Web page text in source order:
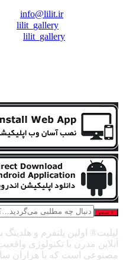
info@lilit.ir
lilit_gallery
lilit_gallery
جستجو
لیلیت® اولین پلتفرم و هلدینگ
آنلاین مدرن با تکنولوژی
مصنوعی است که با هزاران